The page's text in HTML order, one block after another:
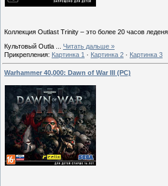
Коллекция Outlast Trinity – это более 20 часов
Культовый Outla
Читать дальше »
Прикрепления: Картинка 1 · Картинка 2 · Картинка 3
Warhammer 40,000: Dawn of War III (PC)